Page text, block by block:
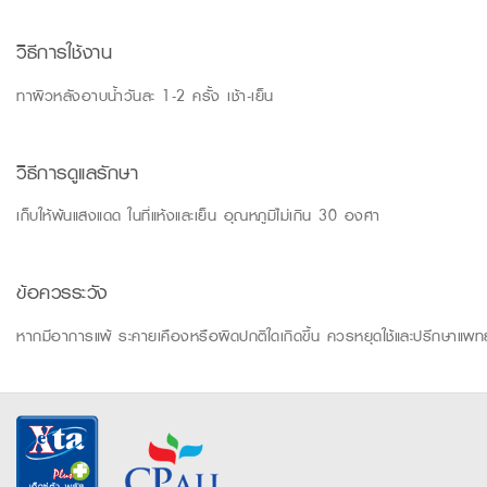
วิธีการใช้งาน
ทาผิวหลังอาบน้ำวันละ 1-2 ครั้ง เช้า-เย็น
วิธีการดูแลรักษา
เก็บให้พ้นแสงแดด ในที่แห้งและเย็น อุณหภูมิไม่เกิน 30 องศา
ข้อควรระวัง
หากมีอาการแพ้ ระคายเคืองหรือผิดปกติใดเกิดขึ้น ควรหยุดใช้และปรึกษาแพ